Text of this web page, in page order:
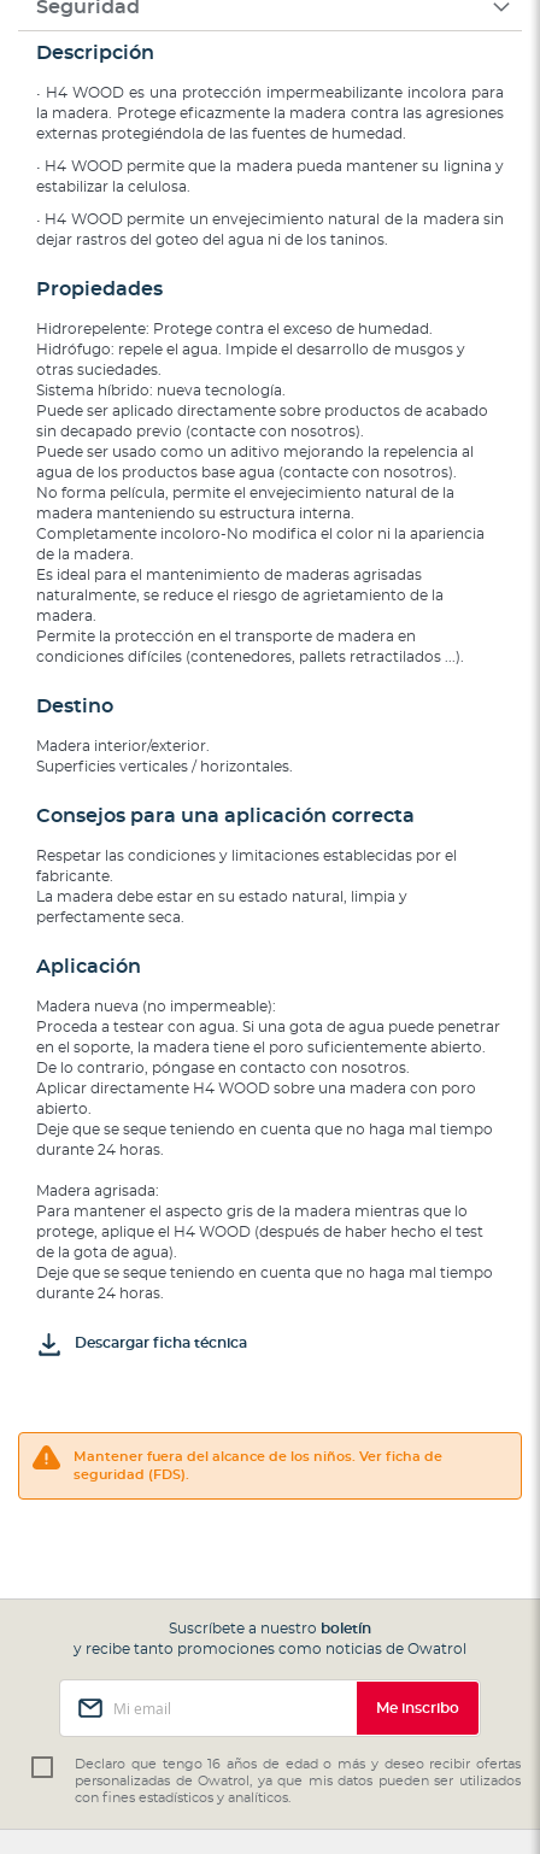
Seguridad
Descripción
• H4 WOOD es una protección impermeabilizante incolora para
la madera. Protege eficazmente la madera contra las agresiones
externas protegiéndola de las fuentes de humedad.
• H4 WOOD permite que la madera pueda mantener su lignina y
estabilizar la celulosa.
• H4 WOOD permite un envejecimiento natural de la madera sin
dejar rastros del goteo del agua ni de los taninos.
Propiedades
Hidrorepelente: Protege contra el exceso de humedad.
Hidrófugo: repele el agua. Impide el desarrollo de musgos y
otras suciedades.
Sistema híbrido: nueva tecnología.
Puede ser aplicado directamente sobre productos de acabado
sin decapado previo (contacte con nosotros).
Puede ser usado como un aditivo mejorando la repelencia al
agua de los productos base agua (contacte con nosotros).
No forma película, permite el envejecimiento natural de la
madera manteniendo su estructura interna.
Completamente incoloro-No modifica el color ni la apariencia
de la madera.
Es ideal para el mantenimiento de maderas agrisadas
naturalmente, se reduce el riesgo de agrietamiento de la
madera.
Permite la protección en el transporte de madera en
condiciones difíciles (contenedores, pallets retractilados ...).
Destino
Madera interior/exterior.
Superficies verticales / horizontales.
Consejos para una aplicación correcta
Respetar las condiciones y limitaciones establecidas por el
fabricante.
La madera debe estar en su estado natural, limpia y
perfectamente seca.
Aplicación
Madera nueva (no impermeable):
Proceda a testear con agua. Si una gota de agua puede penetrar
en el soporte, la madera tiene el poro suficientemente abierto.
De lo contrario, póngase en contacto con nosotros.
Aplicar directamente H4 WOOD sobre una madera con poro
abierto.
Deje que se seque teniendo en cuenta que no haga mal tiempo
durante 24 horas.
Madera agrisada:
Para mantener el aspecto gris de la madera mientras que lo
protege, aplique el H4 WOOD (después de haber hecho el test
de la gota de agua).
Deje que se seque teniendo en cuenta que no haga mal tiempo
durante 24 horas.
Descargar ficha técnica
Mantener fuera del alcance de los niños. Ver ficha de
seguridad (FDS).
Suscríbete a nuestro boletín
y recibe tanto promociones como noticias de Owatrol
nuestro
boletín
de
Me inscribo
Declaro que tengo 16 años de edad o más y deseo recibir ofertas
personalizadas de Owatrol, ya que mis datos pueden ser utilizados
con fines estadísticos y analíticos.